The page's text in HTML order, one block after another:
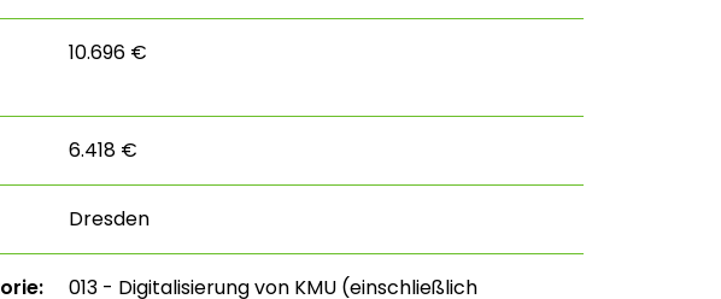
10.696 €
6.418 €
Dresden
013 - Digitalisierung von KMU (einschließlich